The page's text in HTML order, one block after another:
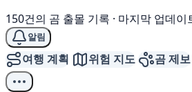
150건의 곰 출몰 기록 · 마지막 업데이
알림
여행 계획 위험 지도 곰 제보